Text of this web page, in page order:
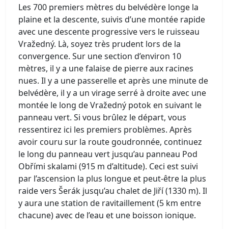
Les 700 premiers mètres du belvédère longe la
plaine et la descente, suivis d’une montée rapide
avec une descente progressive vers le ruisseau
Vražedný. Là, soyez très prudent lors de la
convergence. Sur une section d’environ 10
mètres, il y a une falaise de pierre aux racines
nues. Il y a une passerelle et après une minute de
belvédère, il y a un virage serré à droite avec une
montée le long de Vražedný potok en suivant le
panneau vert. Si vous brûlez le départ, vous
ressentirez ici les premiers problèmes. Après
avoir couru sur la route goudronnée, continuez
le long du panneau vert jusqu’au panneau Pod
Obřími skalami (915 m d’altitude). Ceci est suivi
par l’ascension la plus longue et peut-être la plus
raide vers Šerák jusqu’au chalet de Jiří (1330 m). Il
y aura une station de ravitaillement (5 km entre
chacune) avec de l’eau et une boisson ionique.